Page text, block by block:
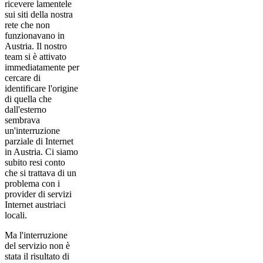
ricevere lamentele
sui siti della nostra
rete che non
funzionavano in
Austria. Il nostro
team si è attivato
immediatamente per
cercare di
identificare l'origine
di quella che
dall'esterno
sembrava
un'interruzione
parziale di Internet
in Austria. Ci siamo
subito resi conto
che si trattava di un
problema con i
provider di servizi
Internet austriaci
locali.
Ma l'interruzione
del servizio non è
stata il risultato di